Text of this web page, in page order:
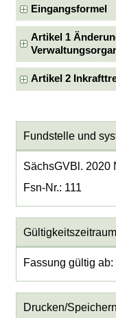
Eingangsformel
Artikel 1
Artikel 2
Fundstelle und
SächsGVBl. 2020
Fsn-Nr.: 111
Gültigkeitszeitraum
Fassung gültig
Drucken/Speichern